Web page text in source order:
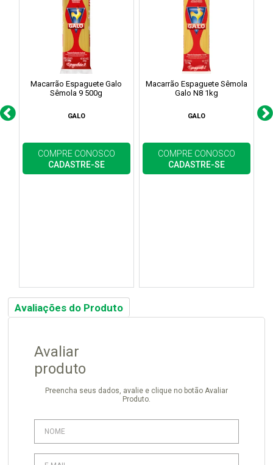
Macarrão Espaguete Galo
Sêmola 9 500g
GALO
COMPRE CONOSCO
CADASTRE-SE
Macarrão Espaguete Sêmola
Galo N8 1kg
GALO
COMPRE CONOSCO
CADASTRE-SE
Avaliações do Produto
Avaliar
produto
Preencha seus dados, avalie e clique no botão Avaliar
Produto.